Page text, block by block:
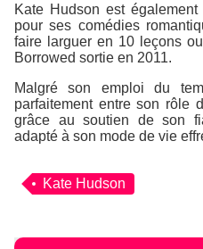
Kate Hudson est
pour ses comédies
faire larguer en 10 leçons
Borrowed sortie en 2011.
Malgré son emploi du
parfaitement entre son rôle
grâce au soutien de son
adapté à son mode de vie
Kate Hudson